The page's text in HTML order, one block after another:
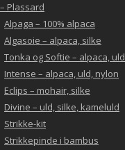
Plassard
Alpaga – 100% alpaca
Algasoie – alpaca, silke
Tonka og Softie – alpaca, uld
Intense – alpaca, uld, nylon
Eclips – mohair, silke
Divine – uld, silke, kameluld
Strikke-kit
Strikkepinde i bambus